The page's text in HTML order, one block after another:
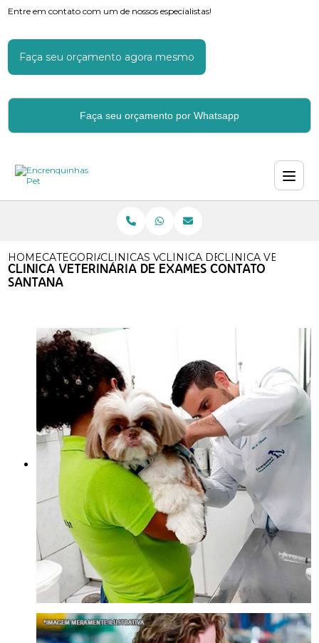
Entre em contato com um de nossos especialistas!
Faça seu orçamento agora mesmo
Faça seu orçamento por Whatsapp
HOMECATEGORIASCLINICAS VETERINARIAS
CLINICA DE VETERINARIA
CLINICA
CLINICA VETERINÁRIA DE EXAMES CONTATO
SANTANA